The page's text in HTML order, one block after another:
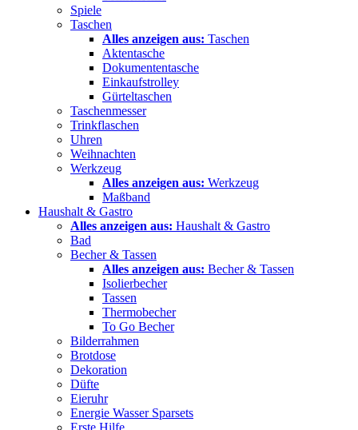
Spiele
Taschen
Alles anzeigen aus: Taschen
Aktentasche
Dokumententasche
Einkaufstrolley
Gürteltaschen
Taschenmesser
Trinkflaschen
Uhren
Weihnachten
Werkzeug
Alles anzeigen aus: Werkzeug
Maßband
Haushalt & Gastro
Alles anzeigen aus: Haushalt & Gastro
Bad
Becher & Tassen
Alles anzeigen aus: Becher & Tassen
Isolierbecher
Tassen
Thermobecher
To Go Becher
Bilderrahmen
Brotdose
Dekoration
Düfte
Eieruhr
Energie Wasser Sparsets
Erste Hilfe